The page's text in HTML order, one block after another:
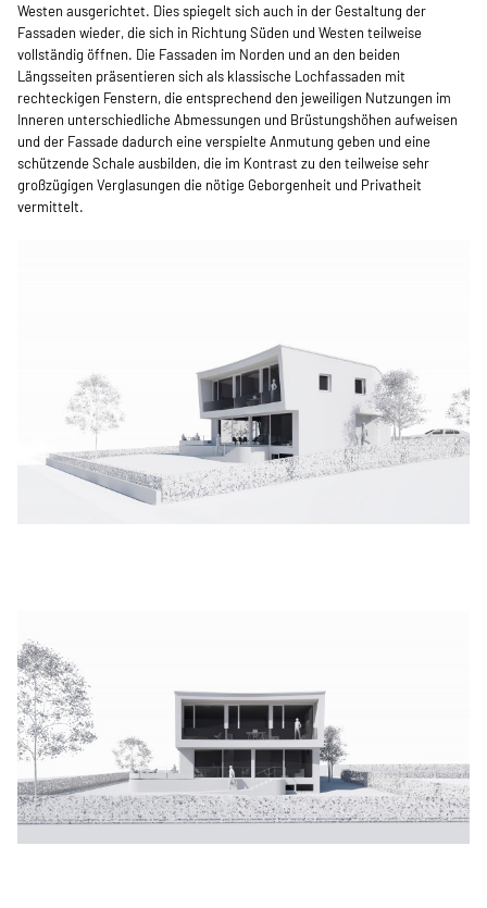
Westen ausgerichtet. Dies spiegelt sich auch in der Gestaltung der
Fassaden wieder, die sich in Richtung Süden und Westen teilweise
vollständig öffnen. Die Fassaden im Norden und an den beiden
Längsseiten präsentieren sich als klassische Lochfassaden mit
rechteckigen Fenstern, die entsprechend den jeweiligen Nutzungen im
Inneren unterschiedliche Abmessungen und Brüstungshöhen aufweisen
und der Fassade dadurch eine verspielte Anmutung geben und eine
schützende Schale ausbilden, die im Kontrast zu den teilweise sehr
großzügigen Verglasungen die nötige Geborgenheit und Privatheit
vermittelt.